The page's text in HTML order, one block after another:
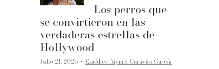
Los perros que
se convirtieron en las
verdaderas estrellas de
Hollywood
Julio 21, 2026 ·Eurídice Aiymet Garavito García